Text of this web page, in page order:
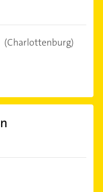
(Charlottenburg)